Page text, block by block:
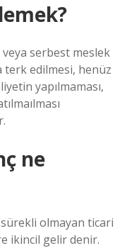
serbest meslek
terk edilmesi, henüz
yapılmaması,
ne
olmayan ticari
ikincil gelir denir.